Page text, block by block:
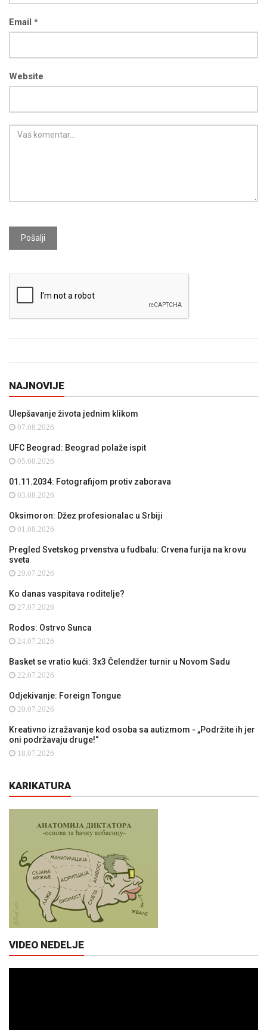
Email *
Website
Pošalji
NAJNOVIJE
Ulepšavanje života jednim klikom
07.08.2026
UFC Beograd: Beograd polaže ispit
05.08.2026
01.11.2034: Fotografijom protiv zaborava
03.08.2026
Oksimoron: Džez profesionalac u Srbiji
01.08.2026
Pregled Svetskog prvenstva u fudbalu: Crvena furija na krovu
sveta
29.07.2026
Ko danas vaspitava roditelje?
27.07.2026
Rodos: Ostrvo Sunca
24.07.2026
Basket se vratio kući: 3x3 Čelendžer turnir u Novom Sadu
22.07.2026
Odjekivanje: Foreign Tongue
20.07.2026
Kreativno izražavanje kod osoba sa autizmom - „Podržite ih jer
oni podržavaju druge!“
18.07.2026
KARIKATURA
VIDEO NEDELJE